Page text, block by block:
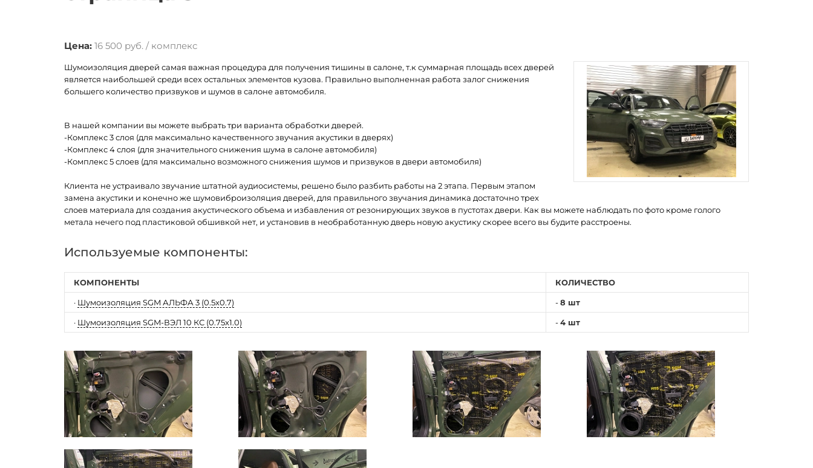
Цена: 16 500 руб. / комплекс
Шумоизоляция дверей самая важная процедура для получения тишины в салоне, т.к суммарная площадь всех дверей
является наибольшей среди всех остальных элементов кузова. Правильно выполненная работа залог снижения
большего количество призвуков и шумов в салоне автомобиля.
В нашей компании вы можете выбрать три варианта обработки дверей.
-Комплекс 3 слоя (для максимально качественного звучания акустики в дверях)
-Комплекс 4 слоя (для значительного снижения шума в салоне автомобиля)
-Комплекс 5 слоев (для максимально возможного снижения шумов и призвуков в двери автомобиля)
Клиента не устраивало звучание штатной аудиосистемы, решено было разбить работы на 2 этапа. Первым этапом
замена акустики и конечно же шумовиброизоляция дверей, для правильного звучания динамика достаточно трех
слоев материала для создания акустического объема и избавления от резонирующих звуков в пустотах двери. Как вы можете наблюдать по фото кроме голого
метала нечего под пластиковой обшивкой нет, и установив в необработанную дверь новую акустику скорее всего вы будите расстроены.
Используемые компоненты:
КОМПОНЕНТЫ КОЛИЧЕСТВО
· Шумоизоляция SGM АЛЬФА 3 (0.5x0.7) -8 шт
· Шумоизоляция SGM-ВЭЛ 10 КС (0.75x1.0) -4 шт